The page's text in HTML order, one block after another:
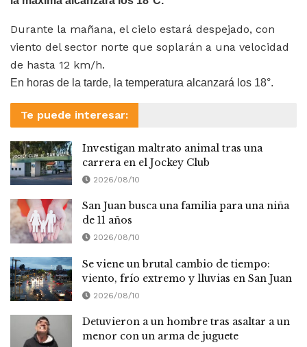
Durante la mañana, el cielo estará despejado, con
viento del sector norte que soplarán a una velocidad
de hasta 12 km/h.
En horas de la tarde, la temperatura alcanzará los 18°.
Te puede interesar:
Investigan maltrato animal tras una
carrera en el Jockey Club
2026/08/10
San Juan busca una familia para una niña
de 11 años
2026/08/10
Se viene un brutal cambio de tiempo:
viento, frío extremo y lluvias en San Juan
2026/08/10
Detuvieron a un hombre tras asaltar a un
menor con un arma de juguete